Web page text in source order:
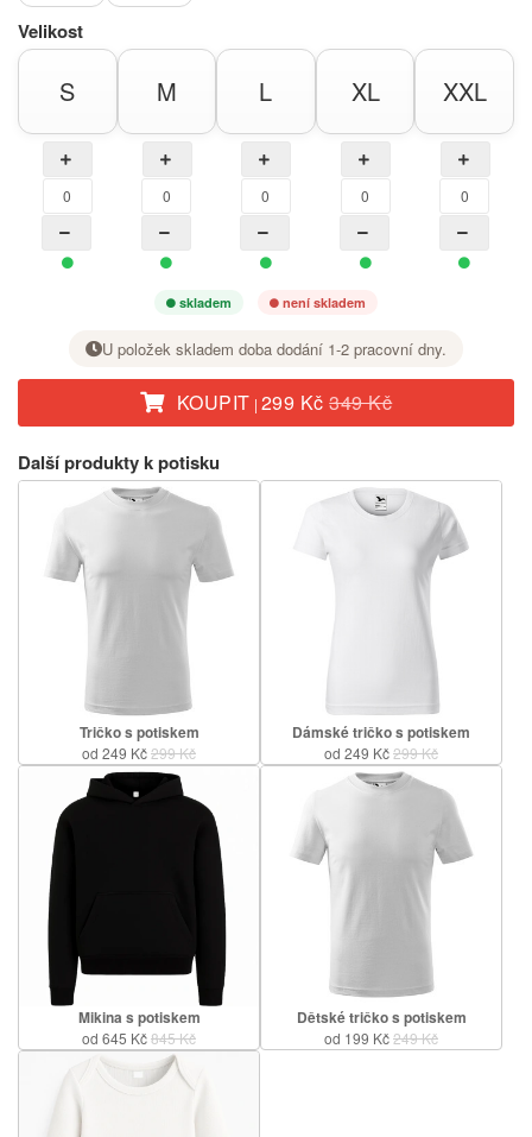
Velikost
S M L XL XXL
skladem není skladem
U položek skladem doba dodání 1-2 pracovní dny.
KOUPIT | 299 Kč349 Kč
Další produkty k potisku
Tričko s potiskem
od 249 Kč299 Kč
Dámské tričko s potiskem
od 249 Kč299 Kč
Mikina s potiskem
od 645 Kč845 Kč
Dětské tričko s potiskem
od 199 Kč249 Kč